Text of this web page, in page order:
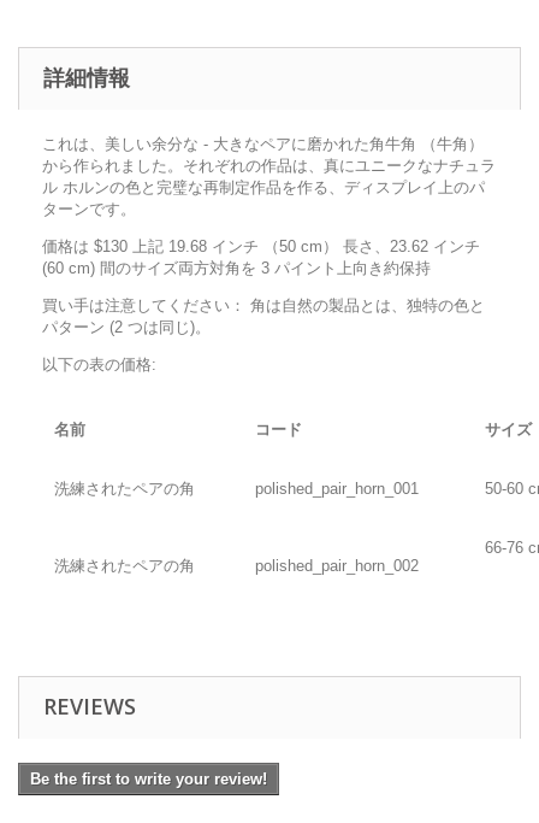
詳細情報
これは、美しい余分な - 大きなペアに磨かれた角牛角 （牛角）
から作られました。それぞれの作品は、真にユニークなナチュラ
ル ホルンの色と完璧な再制定作品を作る、ディスプレイ上のパ
ターンです。
価格は $130 上記 19.68 インチ （50 cm） 長さ、23.62 インチ
(60 cm) 間のサイズ両方対角を 3 パイント上向き約保持
買い手は注意してください： 角は自然の製品とは、独特の色と
パターン (2 つは同じ)。
以下の表の価格:
名前 コード サイズ
洗練されたペアの角 polished_pair_horn_001 50-60
洗練されたペアの角 polished_pair_horn_002
66-76
REVIEWS
Be the first to write your review!